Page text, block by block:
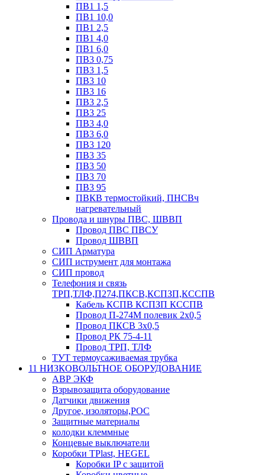
ПВ1 1,5
ПВ1 10,0
ПВ1 2,5
ПВ1 4,0
ПВ1 6,0
ПВ3 0,75
ПВ3 1,5
ПВ3 10
ПВ3 16
ПВ3 2,5
ПВ3 25
ПВ3 4,0
ПВ3 6,0
ПВ3 120
ПВ3 35
ПВ3 50
ПВ3 70
ПВ3 95
ПВКВ термостойкий, ПНСВч
нагревательный
Провода и шнуры ПВС, ШВВП
Провод ПВС ПВСУ
Провод ШВВП
СИП Арматура
СИП иструмент для монтажа
СИП провод
Телефония и связь
ТРП,ТЛФ,П274,ПКСВ,КСПЗП,КССПВ
Кабель КСПВ КСПЗП КССПВ
Провод П-274М полевик 2х0,5
Провод ПКСВ 3х0,5
Провод РК 75-4-11
Провод ТРП, ТЛФ
ТУТ термоусаживаемая трубка
11 НИЗКОВОЛЬТНОЕ ОБОРУДОВАНИЕ
АВР ЭКФ
Взрывозащита оборудование
Датчики движения
Другое, изоляторы,РОС
Защитные материалы
колодки клеммные
Концевые выключатели
Коробки TPlast, HEGEL
Коробки IP с защитой